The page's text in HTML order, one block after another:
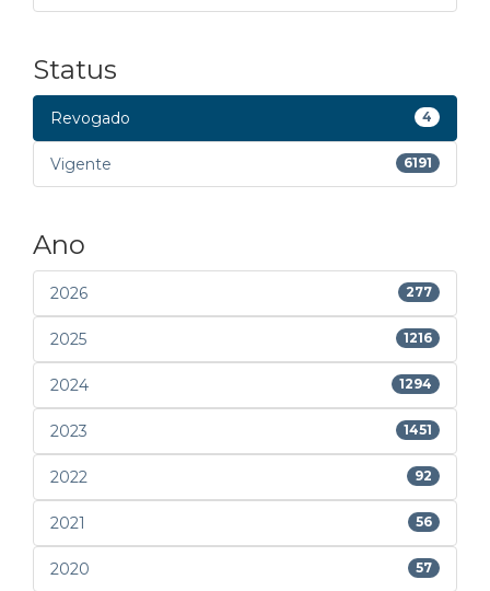
Status
Revogado 4
Vigente 6191
Ano
2026 277
2025 1216
2024 1294
2023 1451
2022 92
2021 56
2020 57